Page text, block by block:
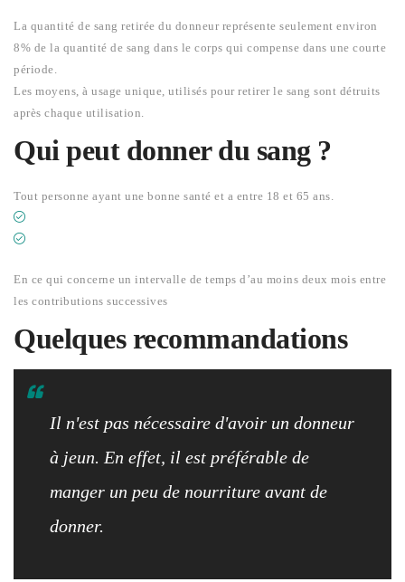
La quantité de sang retirée du donneur représente seulement environ
8% de la quantité de sang dans le corps qui compense dans une courte
période.
Les moyens, à usage unique, utilisés pour retirer le sang sont détruits
après chaque utilisation.
Qui peut donner du sang ?
Tout personne ayant une bonne santé et a entre 18 et 65 ans.
En ce qui concerne un intervalle de temps d’au moins deux mois entre
les contributions successives
Quelques recommandations
Il n'est pas nécessaire d'avoir un donneur
à jeun. En effet, il est préférable de
manger un peu de nourriture avant de
donner.